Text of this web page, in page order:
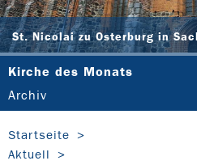
St. Nicolai zu Osterburg in
Kirche des Monats
Archiv
Startseite
Aktuell